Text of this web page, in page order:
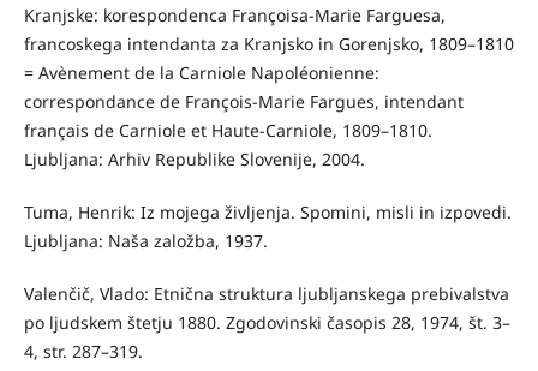
Kranjske: korespondenca Françoisa-Marie Farguesa,
francoskega intendanta za Kranjsko in Gorenjsko, 1809–1810
= Avènement de la Carniole Napoléonienne:
correspondance de François-Marie Fargues, intendant
français de Carniole et Haute-Carniole, 1809–1810.
Ljubljana: Arhiv Republike Slovenije, 2004.
Tuma, Henrik: Iz mojega življenja. Spomini, misli in izpovedi.
Ljubljana: Naša založba, 1937.
Valenčič, Vlado: Etnična struktura ljubljanskega prebivalstva
po ljudskem štetju 1880. Zgodovinski časopis 28, 1974, št. 3–
4, str. 287–319.